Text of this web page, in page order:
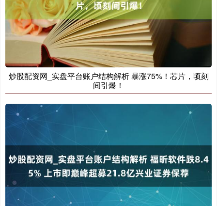
炒股配资网_实盘平台账户结构解析 暴涨75%！芯片，顷刻
间引爆！